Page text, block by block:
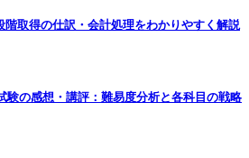
階取得の仕訳・会計処理をわかりやすく解説
験の感想・講評：難易度分析と各科目の戦略